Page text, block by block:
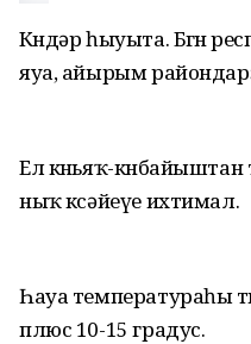
Көндәр һыуыта. Бөгөн
яуа, айырым
Ел көньяҡ-көнбайыштан
ныҡ көсәйеүе ихтимал.
Һауа температураһы
плюс 10-15 градус.